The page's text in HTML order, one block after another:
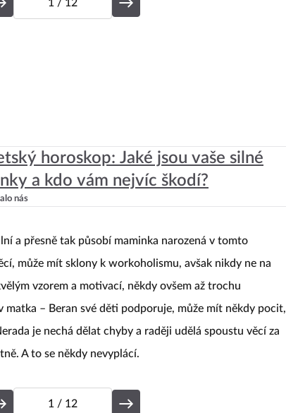
1 / 12
horoskop: Jaké jsou vaše silné
a kdo vám nejvíc škodí?
nás
a přesně tak působí maminka narozená v tomto
může mít sklony k workoholismu, avšak nikdy ne na
vzorem a motivací, někdy ovšem až trochu
matka – Beran své děti podporuje, může mít někdy pocit,
je nechá dělat chyby a raději udělá spoustu věcí za
A to se někdy nevyplácí.
1 / 12